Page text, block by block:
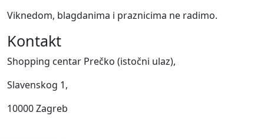
Viknedom, blagdanima i praznicima ne radimo.
Kontakt
Shopping centar Prečko (istočni ulaz),
Slavenskog 1,
10000 Zagreb